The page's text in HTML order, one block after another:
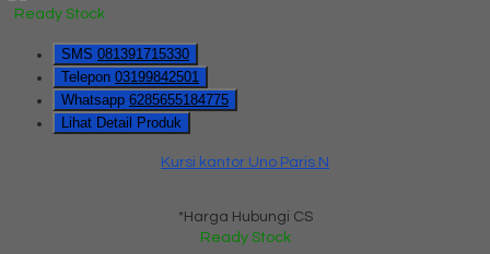
Ready Stock
SMS 081391715330
Telepon 03199842501
Whatsapp 6285655184775
Lihat Detail Produk
Kursi kantor Uno Paris N
*Harga Hubungi CS
Ready Stock